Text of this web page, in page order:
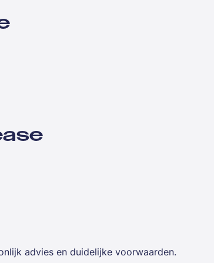
advies en duidelijke voorwaarden.